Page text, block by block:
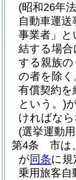
(昭和26年
自動車運
事業者」と
結する場
する親族
の者を除く
有償契約を
という。)
ければな
(選挙運動
第4条
市は
が同条に
乗用旅客